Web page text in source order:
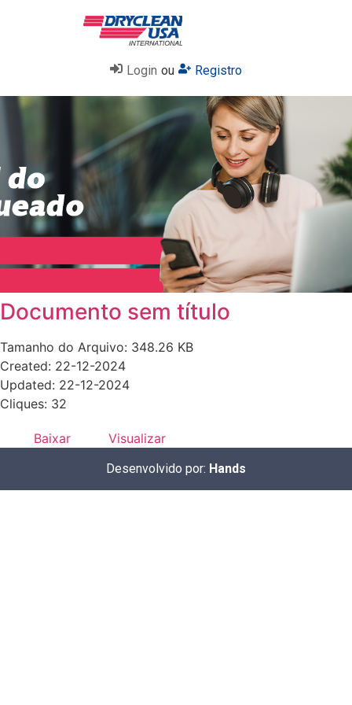
Login ou Registro
Documento sem título
Tamanho do Arquivo: 348.26 KB
Created: 22-12-2024
Updated: 22-12-2024
Cliques: 32
Baixar Visualizar
Desenvolvido por: Hands